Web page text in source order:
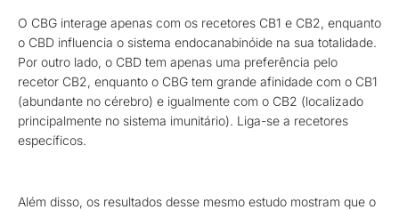
O CBG interage apenas com os recetores CB1 e CB2, enquanto
o CBD influencia o sistema endocanabinóide na sua totalidade.
Por outro lado, o CBD tem apenas uma preferência pelo
recetor CB2, enquanto o CBG tem grande afinidade com o CB1
(abundante no cérebro) e igualmente com o CB2 (localizado
principalmente no sistema imunitário). Liga-se a recetores
específicos.
Além disso, os resultados desse mesmo estudo mostram que o